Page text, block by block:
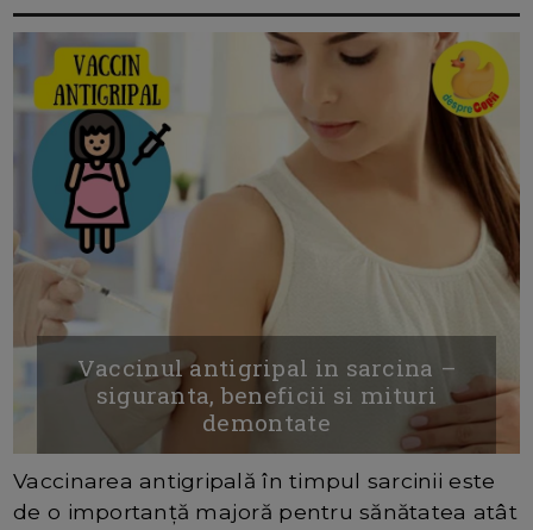
Vaccinul antigripal in sarcina –
siguranta, beneficii si mituri
demontate
Vaccinarea antigripală în timpul sarcinii este
de o importanță majoră pentru sănătatea atât